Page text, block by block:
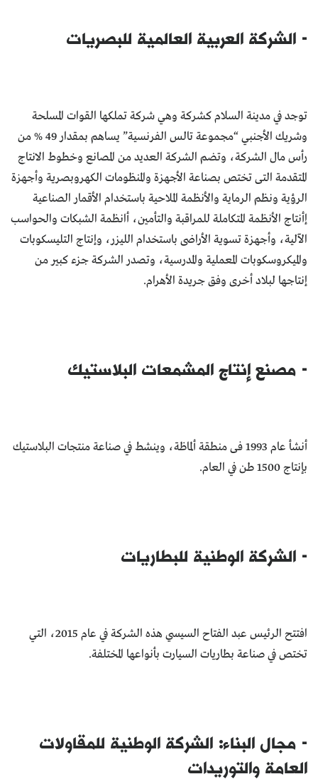
- الشركة العربية العالمية للبصريات
توجد في مدينة السلام كشركة وهي شركة تملكها القوات المسلحة
وشريك الأجنبي “مجموعة تالس الفرنسية” يساهم بمقدار 49 % من
رأس مال الشركة، وتضم الشركة العديد من المصانع وخطوط الانتاج
المتقدمة التى تختص بصناعة الأجهزة والمنظومات الكهروبصرية وأجهزة
الرؤية ونظم الرماية والأنظمة الملاحية باستخدام الأقمار الصناعية
إأنتاج الأنظمة المتكاملة للمراقبة والتأمين، أانظمة الشبكات والحواسب
الآلية، وأجهزة تسوية الأراضى باستخدام الليزر، وإنتاج التليسكوبات
والميكروسكوبات المعملية والمدرسية، وتصدر الشركة جزء كبير من
إنتاجها لبلاد أخرى وفق جريدة الأهرام.
- مصنع إنتاج المشمعات البلاستيك
أنشأ عام 1993 فى منطقة ألماظة، وينشط في صناعة منتجات البلاستيك
بإنتاج 1500 طن في العام.
- الشركة الوطنية للبطاريات
افتتح الرئيس عبد الفتاح السيسي هذه الشركة في عام 2015، التي
تختص في صناعة بطاريات السيارت بأنواعها المختلفة.
- مجال البناء: الشركة الوطنية للمقاولات
العامة والتوريدات